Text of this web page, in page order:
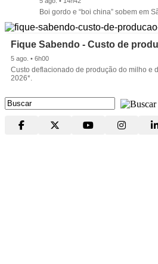
Boi gordo e “boi china” sobem em
Fique Sabendo - Custo de
5 ago. • 6h00
Custo deflacionado de produção do milho e
2026*.